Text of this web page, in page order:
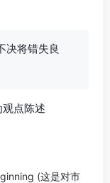
决将错失良
点陈述
(这是对市